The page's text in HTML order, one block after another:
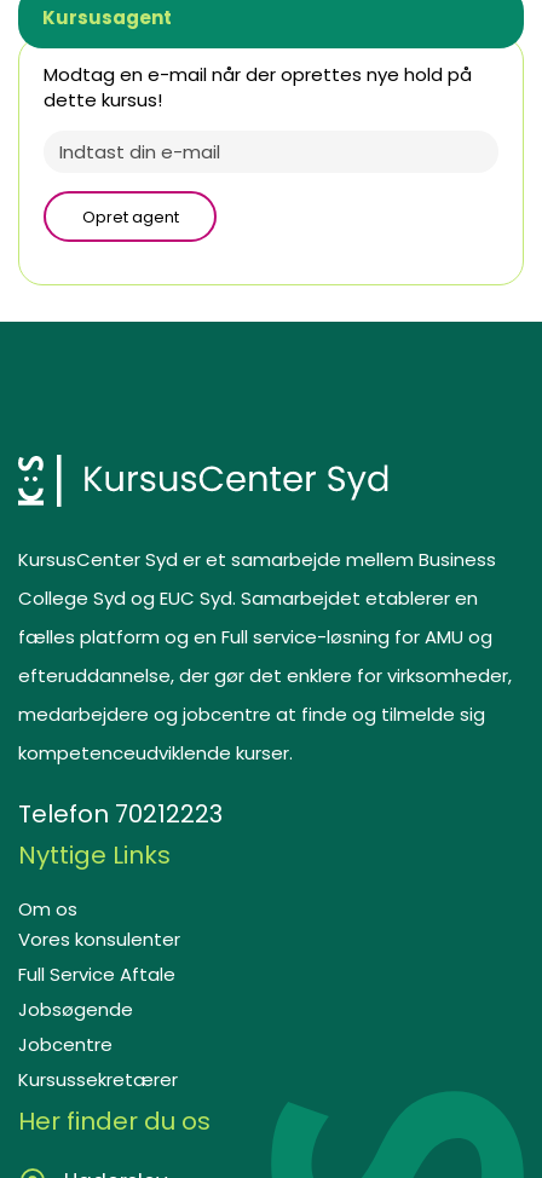
Kursusagent
Modtag en e-mail når der oprettes nye hold på
dette kursus!
Opret agent
KursusCenter Syd er et samarbejde mellem Business
College Syd og EUC Syd. Samarbejdet etablerer en
fælles platform og en Full service-løsning for AMU og
efteruddannelse, der gør det enklere for virksomheder,
medarbejdere og jobcentre at finde og tilmelde sig
kompetenceudviklende kurser.
Telefon 70212223
Nyttige Links
Om os
Vores konsulenter
Full Service Aftale
Jobsøgende
Jobcentre
Kursussekretærer
Her finder du os